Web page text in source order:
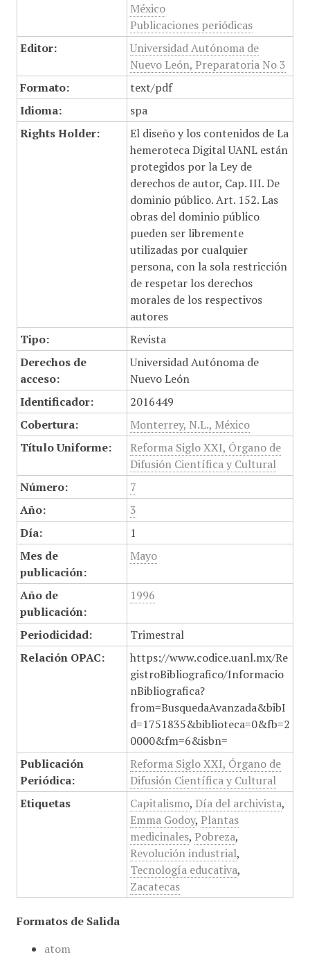
México
Publicaciones periódicas
Editor:
Universidad Autónoma de
Nuevo León, Preparatoria No 3
Formato:
text/pdf
Idioma:
spa
Rights Holder:
El diseño y los contenidos de La
hemeroteca Digital UANL están
protegidos por la Ley de
derechos de autor, Cap. III. De
dominio público. Art. 152. Las
obras del dominio público
pueden ser libremente
utilizadas por cualquier
persona, con la sola restricción
de respetar los derechos
morales de los respectivos
autores
Tipo:
Revista
Derechos de
acceso:
Universidad Autónoma de
Nuevo León
Identificador:
2016449
Cobertura:
Monterrey, N.L., México
Título Uniforme:
Reforma Siglo XXI, Órgano de
Difusión Científica y Cultural
Número:
7
Año:
3
Día:
1
Mes de
publicación:
Mayo
Año de
publicación:
1996
Periodicidad:
Trimestral
Relación OPAC:
https://www.codice.uanl.mx/Re
gistroBibliografico/Informacio
nBibliografica?
from=BusquedaAvanzada&bibI
d=1751835&biblioteca=0&fb=2
0000&fm=6&isbn=
Publicación
Periódica:
Reforma Siglo XXI, Órgano de
Difusión Científica y Cultural
Etiquetas
Capitalismo, Día del archivista,
Emma Godoy, Plantas
medicinales, Pobreza,
Revolución industrial,
Tecnología educativa,
Zacatecas
Formatos de Salida
atom